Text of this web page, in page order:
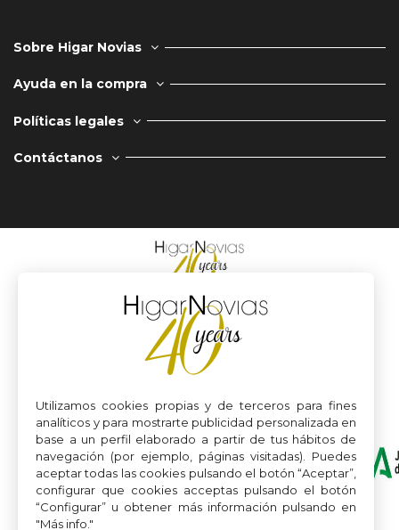
Sobre Higar Novias
Ayuda en la compra
Políticas legales
Contáctanos
Utilizamos cookies propias y de terceros para fines
analíticos y para mostrarte publicidad personalizada en
base a un perfil elaborado a partir de tus hábitos de
navegación (por ejemplo, páginas visitadas). Puedes
aceptar todas las cookies pulsando el botón “Aceptar”,
configurar que cookies acceptas pulsando el botón
“Configurar” u obtener más información pulsando en
"Más info."